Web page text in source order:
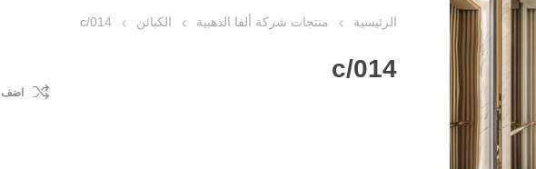
الرئيسية منتجات شركة ألفا الذهبية الكبائن c/014
c/014
اضف